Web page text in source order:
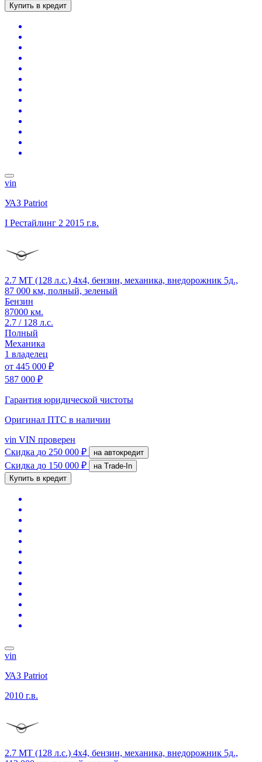
Купить в кредит
vin
УАЗ Patriot
I Рестайлинг 2 2015 г.в.
2.7 MT (128 л.с.) 4x4, бензин, механика, внедорожник 5д.,
87 000 км, полный, зеленый
Бензин
87000 км.
2.7 / 128 л.с.
Полный
Механика
1 владелец
от 445 000 ₽
587 000 ₽
Гарантия юридической чистоты
Оригинал ПТС в наличии
vin VIN проверен
Скидка до 250 000 ₽ на автокредит
Скидка до 150 000 ₽
на Trade-In
Купить в кредит
vin
УАЗ Patriot
2010 г.в.
2.7 MT (128 л.с.) 4x4, бензин, механика, внедорожник 5д.,